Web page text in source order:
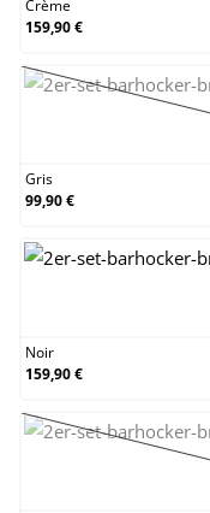
Crème
159,90 €
Gris
99,90 €
Noir
159,90 €